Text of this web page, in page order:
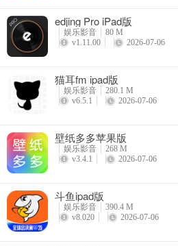
概念版不能进行全竖屏播放，普通版可以
edjing Pro iPad版
娱乐影音
80 M
v1.11.00
2026-07-06
猫耳fm ipad版
娱乐影音
280.1 M
v6.5.1
2026-07-06
壁纸多多苹果版
娱乐影音
268 M
v3.4.1
2026-07-06
斗鱼ipad版
娱乐影音
390.4 M
v8.020
2026-07-06